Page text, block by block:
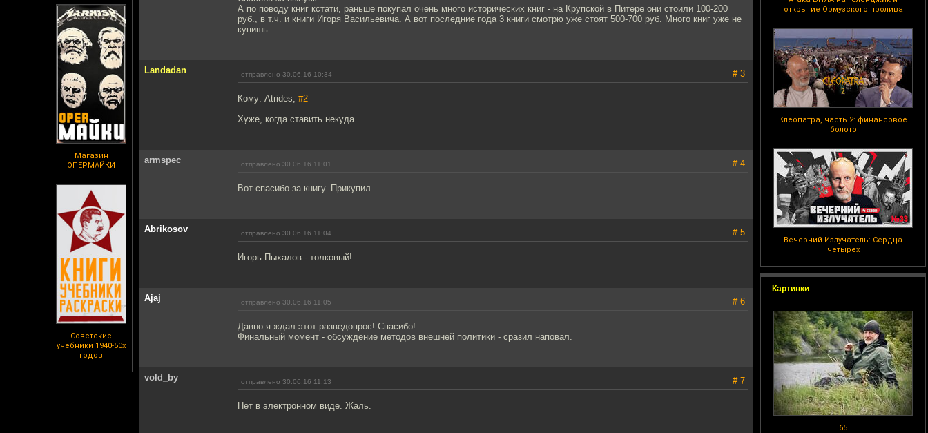
Магазин
ОПЕРМАЙКИ
Советские
учебники 1940-50х
годов
открытие Ормузского пролива
Клеопатра, часть 2: финансовое
болото
Вечерний Излучатель: Сердца
четырех
Картинки
65
А по поводу книг кстати, раньше покупал очень много исторических книг - на Крупской в Питере они стоили 100-200
руб., в т.ч. и книги Игоря Васильевича. А вот последние года 3 книги смотрю уже стоят 500-700 руб. Много книг уже не
купишь.
Landadan отправлено 30.06.16 10:34 # 3
Кому: Atrides, #2
Хуже, когда ставить некуда.
armspec отправлено 30.06.16 11:01 # 4
Вот спасибо за книгу. Прикупил.
Abrikosov отправлено 30.06.16 11:04 # 5
Игорь Пыхалов - толковый!
Ajaj отправлено 30.06.16 11:05 # 6
Давно я ждал этот разведопрос! Спасибо!
Финальный момент - обсуждение методов внешней политики - сразил наповал.
vold_by отправлено 30.06.16 11:13 # 7
Нет в электронном виде. Жаль.